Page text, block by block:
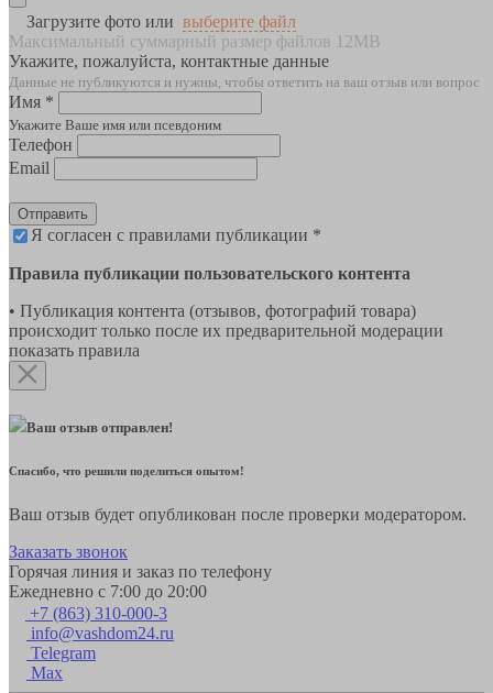
Загрузите фото или выберите файл
Максимальный суммарный размер файлов 12MB
Укажите, пожалуйста, контактные данные
Данные не публикуются и нужны, чтобы ответить на ваш отзыв или вопрос
Имя *
Укажите Ваше имя или псевдоним
Телефон
Email
Отправить
Я согласен с правилами публикации *
Правила публикации пользовательского контента
• Публикация контента (отзывов, фотографий товара)
происходит только после их предварительной модерации
показать правила
Ваш отзыв отправлен!
Спасибо, что решили поделиться опытом!
Ваш отзыв будет опубликован после проверки модератором.
Заказать звонок
Горячая линия и заказ по телефону
Ежедневно с 7:00 до 20:00
+7 (863) 310-000-3
info@vashdom24.ru
Telegram
Max